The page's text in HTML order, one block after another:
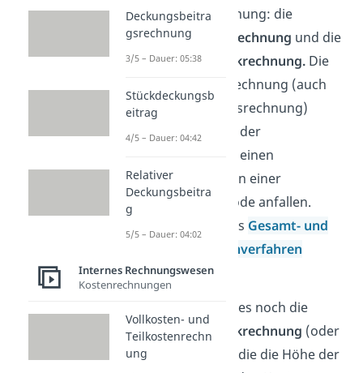
Kostenträgerrechnung: die
Kostenträgerzeitrechnung und die
Kostenträgerstückrechnung. Die
Kostenträgerzeitrechnung (auch
kurzfristige Erfolgsrechnung)
ermittelt die Höhe der
Gesamtkosten für einen
Kostenträger, die in einer
Abrechnungsperiode anfallen.
Hierfür werden das Gesamt- und
das Umsatzkostenverfahren
verwendet.
Zum anderen gibt es noch die
Kostenträgerstückrechnung (oder
auch Kalkulation), die die Höhe der
Deckungsbeitra
gsrechnung
3/5 – Dauer: 05:38
Stückdeckungsb
eitrag
4/5 – Dauer: 04:42
Relativer
Deckungsbeitra
g
5/5 – Dauer: 04:02
Internes Rechnungswesen
Kostenrechnungen
Vollkosten- und
Teilkostenrechn
ung